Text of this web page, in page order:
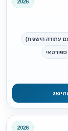
2026
עתודה הישגית)
ספורטאי
2026